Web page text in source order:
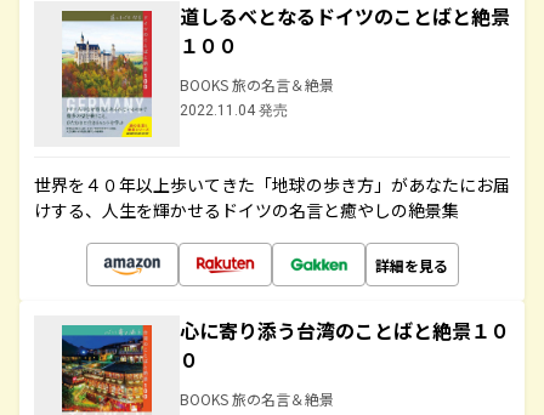
道しるべとなるドイツのことばと絶景
１００
BOOKS 旅の名言＆絶景
2022.11.04 発売
世界を４０年以上歩いてきた「地球の歩き方」があなたにお届
けする、人生を輝かせるドイツの名言と癒やしの絶景集
詳細を見る
心に寄り添う台湾のことばと絶景１０
０
BOOKS 旅の名言＆絶景